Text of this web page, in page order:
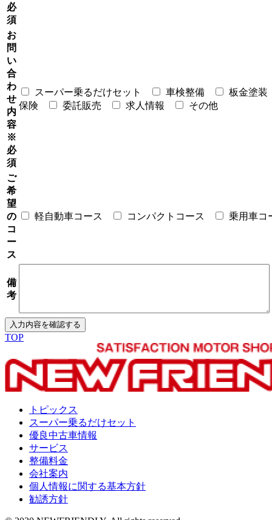
必
須
お
問
い
合
わ
せ
内
容
※
必
須
スーパー乗るだけセット 車検整備
板金塗装
保険
委託販売 求人情報 その他
ご
希
望
の
コ
ー
ス
軽自動車コース コンパクトコース 乗用車コ
備
考
TOP
トピックス
スーパー乗るだけセット
優良中古車情報
サービス
整備料金
会社案内
個人情報に関する基本方針
勧誘方針